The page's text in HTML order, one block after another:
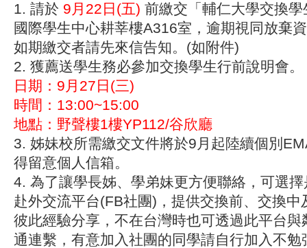
1. 請於 9月22日(五) 前繳交「輔仁大學交換
國際學生中心耕莘樓A316室，逾期視同放棄
如期繳交者請先來信告知。(如附件)
2. 獲薦送學生務必參加交換學生行前說明會。
日期：9月27日(三)
時間：13:00~15:00
地點：野聲樓1樓YP112/谷欣廳
3. 姊妹校所需繳交文件將於9月起陸續個別
得留意個人信箱。
4. 為了讓學長姊、學弟妹更方便聯絡，可選
赴外交流平台(FB社團)，提供交換前、交換中
彼此經驗分享，不在台灣時也可透過此平台與
通連繫，有意加入社團的同學請自行加入不勉